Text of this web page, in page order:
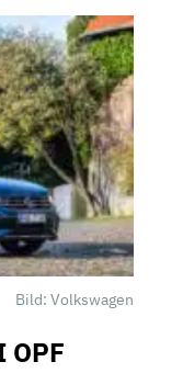
Bild: Volkswagen
OPF